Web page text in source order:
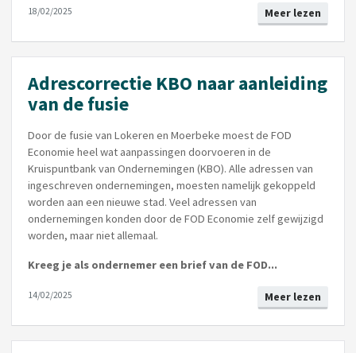
Meer lezen
18/02/2025
Adrescorrectie KBO naar aanleiding
van de fusie
Door de fusie van Lokeren en Moerbeke moest de FOD
Economie heel wat aanpassingen doorvoeren in de
Kruispuntbank van Ondernemingen (KBO). Alle adressen van
ingeschreven ondernemingen, moesten namelijk gekoppeld
worden aan een nieuwe stad. Veel adressen van
ondernemingen konden door de FOD Economie zelf gewijzigd
worden, maar niet allemaal.
Kreeg je als ondernemer een brief van de FOD...
Meer lezen
14/02/2025